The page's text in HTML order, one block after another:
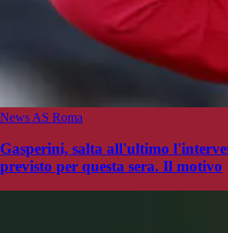
News AS Roma
Gasperini, salta all'ultimo
previsto per questa sera. Il motivo